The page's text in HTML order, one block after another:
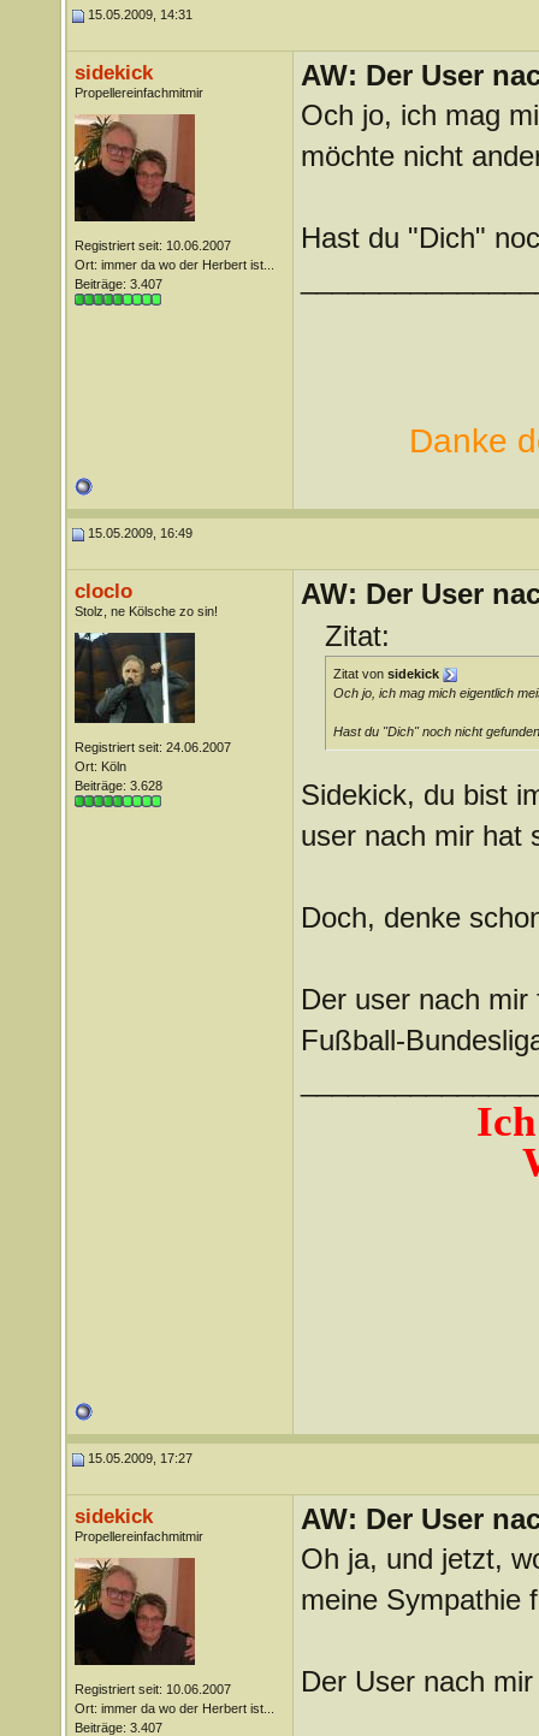
15.05.2009, 14:31
sidekick
Propellereinfachmitmir
Registriert seit: 10.06.2007
Ort: immer da wo der Herbert ist...
Beiträge: 3.407
AW: Der User
Och jo, ich mag
möchte nicht
Hast du "Dich"
Danke
15.05.2009, 16:49
cloclo
Stolz, ne Kölsche zo sin!
Registriert seit: 24.06.2007
Ort: Köln
Beiträge: 3.628
AW: Der User
Zitat:
Zitat von sidekick
Och jo, ich mag mich eigentlich
Hast du "Dich" noch nicht
Sidekick, du bist
user nach mir hat
Doch, denke
Der user nach
Fußball-
15.05.2009, 17:27
sidekick
Propellereinfachmitmir
Registriert seit: 10.06.2007
Ort: immer da wo der Herbert ist...
Beiträge: 3.407
AW: Der User
Oh ja, und jetzt,
meine Sympathie
Der User nach